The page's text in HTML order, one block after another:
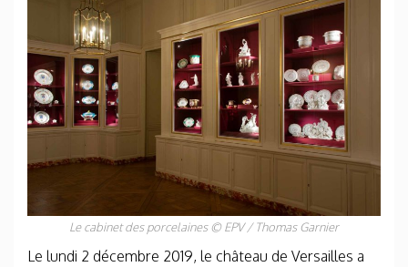
Le cabinet des porcelaines © EPV / Thomas Garnier
Le lundi 2 décembre 2019, le château de Versailles a